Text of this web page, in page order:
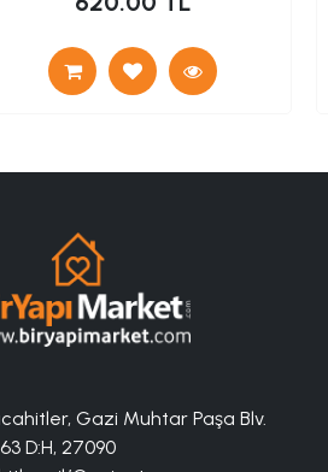
Gazi Muhtar Paşa Blv.
D:H, 27090